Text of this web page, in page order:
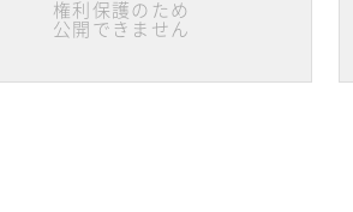
権利保護のため
公開できません